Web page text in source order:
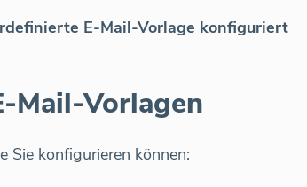
E-Mail-Vorlage konfiguriert
Mail-Vorlagen
Sie konfigurieren können: